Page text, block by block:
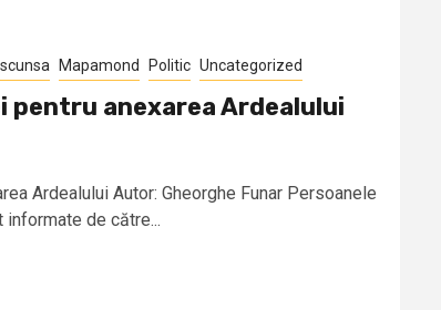
Mapamond Politic Uncategorized
pentru anexarea Ardealului
Ardealului Autor: Gheorghe Funar Persoanele
de către...